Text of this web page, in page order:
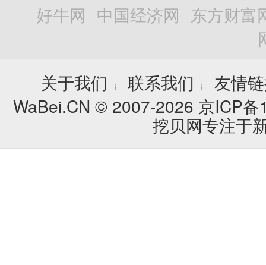
好牛网 中国经济网 东方财富
关于我们
┊ 联系我们 ┊
友情
WaBei.CN © 2007-2026 京ICP
挖贝网专注于